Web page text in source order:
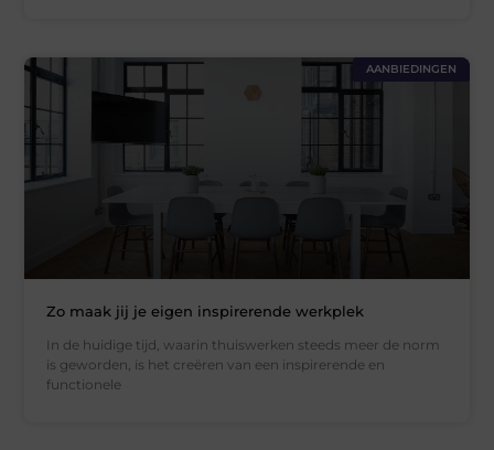
AANBIEDINGEN
Zo maak jij je eigen inspirerende werkplek
In de huidige tijd, waarin thuiswerken steeds meer de norm
is geworden, is het creëren van een inspirerende en
functionele